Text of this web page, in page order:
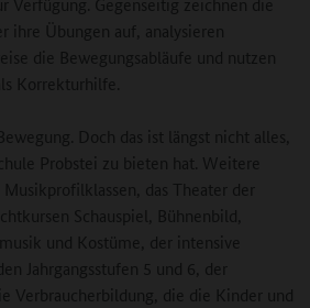
ihre Übungen auf, analysieren
die Bewegungsabläufe und nutzen
Korrekturhilfe.
Doch das ist längst nicht alles,
Probstei zu bieten hat. Weitere
das Theater der
Schauspiel, Bühnenbild,
und Kostüme, der intensive
Jahrgangsstufen 5 und 6, der
Verbraucherbildung, die die Kinder und